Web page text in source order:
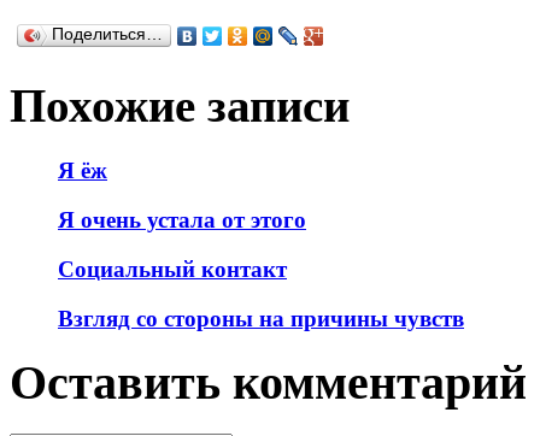
Поделиться…
Похожие записи
Я ёж
Я очень устала от этого
Социальный контакт
Взгляд со стороны на причины чувств
Оставить комментарий